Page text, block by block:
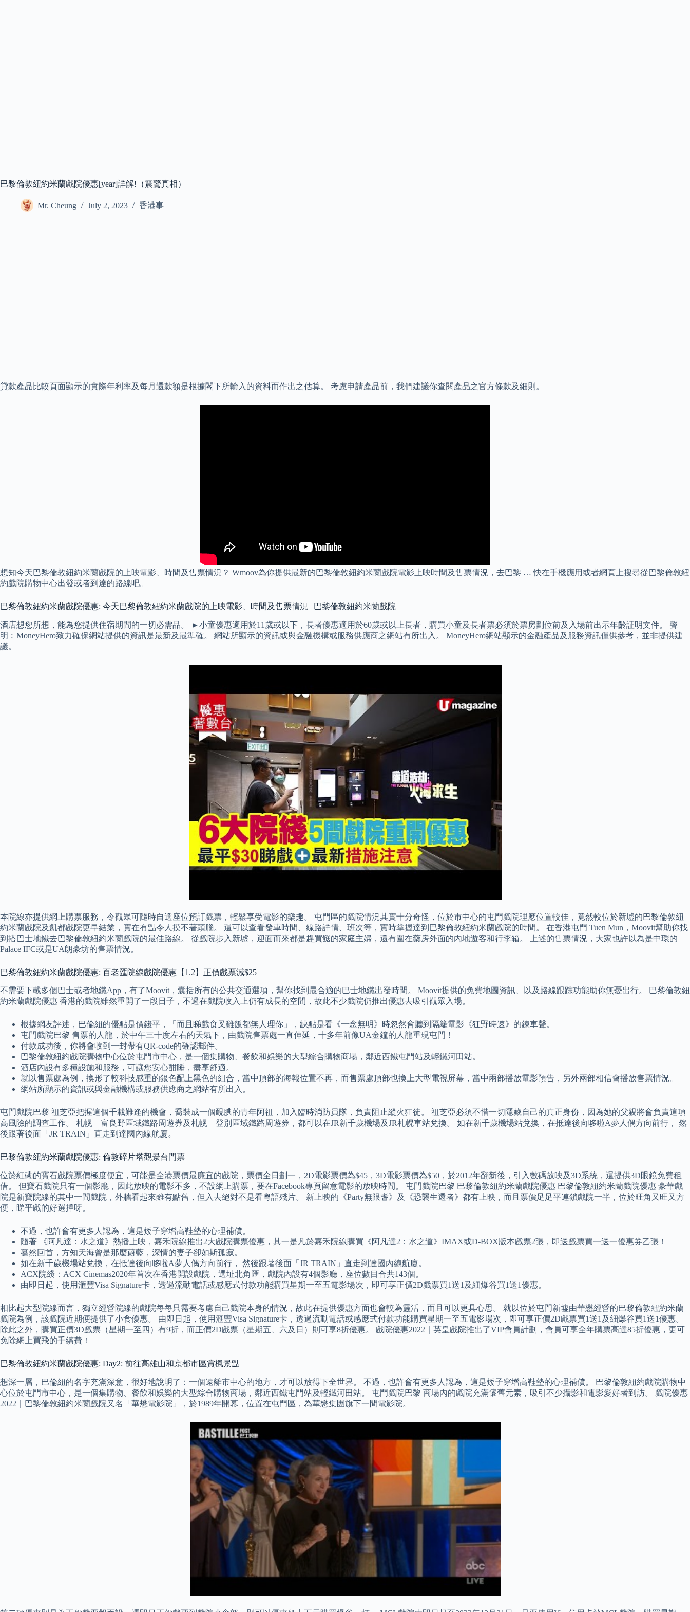
巴黎倫敦紐約米蘭戲院優惠[year]詳解!（震驚真相）
Mr. Cheung July 2, 2023 香港事
貸款產品比較頁面顯示的實際年利率及每月還款額是根據閣下所輸入的資料而作出之估算。 考慮申請產品前，我們建議你查閱產品之官方條款及細則。
想知今天巴黎倫敦紐約米蘭戲院的上映電影、時間及售票情況？ Wmoov為你提供最新的巴黎倫敦紐約米蘭戲院電影上映時間及售票情況，去巴黎 … 快在手機應用或者網頁上搜尋從巴黎倫敦紐
約戲院購物中心出發或者到達的路線吧。
巴黎倫敦紐約米蘭戲院優惠: 今天巴黎倫敦紐約米蘭戲院的上映電影、時間及售票情況 | 巴黎倫敦紐約米蘭戲院
酒店想您所想，能為您提供住宿期間的一切必需品。 ►小童優惠適用於11歲或以下，長者優惠適用於60歲或以上長者，購買小童及長者票必須於票房劃位前及入場前出示年齡証明文件。 聲
明﹕MoneyHero致力確保網站提供的資訊是最新及最準確。 網站所顯示的資訊或與金融機構或服務供應商之網站有所出入。 MoneyHero網站顯示的金融產品及服務資訊僅供參考，並非提供建
議。
本院線亦提供網上購票服務，令觀眾可隨時自選座位預訂戲票，輕鬆享受電影的樂趣。 屯門區的戲院情況其實十分奇怪，位於市中心的屯門戲院理應位置較佳，竟然較位於新墟的巴黎倫敦紐
約米蘭戲院及凱都戲院更早結業，實在有點令人摸不著頭腦。 還可以查看發車時間、線路詳情、班次等，實時掌握達到巴黎倫敦紐約米蘭戲院的時間。 在香港屯門 Tuen Mun，Moovit幫助你找
到搭巴士地鐵去巴黎倫敦紐約米蘭戲院的最佳路線。 從戲院步入新墟，迎面而來都是趕買餸的家庭主婦，還有圍在藥房外面的內地遊客和行李箱。 上述的售票情況，大家也許以為是中環的
Palace IFC或是UA朗豪坊的售票情況。
巴黎倫敦紐約米蘭戲院優惠: 百老匯院線戲院優惠【1.2】正價戲票減$25
不需要下載多個巴士或者地鐵App，有了Moovit，囊括所有的公共交通選項，幫你找到最合適的巴士地鐵出發時間。 Moovit提供的免費地圖資訊、以及路線跟踪功能助你無憂出行。 巴黎倫敦紐
約米蘭戲院優惠 香港的戲院雖然重開了一段日子，不過在戲院收入上仍有成長的空間，故此不少戲院仍推出優惠去吸引觀眾入場。
根據網友評述，巴倫紐的優點是價錢平，「而且睇戲食叉雞飯都無人理你」，缺點是看《一念無明》時忽然會聽到隔籬電影《狂野時速》的鍊車聲。
屯門戲院巴黎 售票的人龍，於中午三十度左右的天氣下，由戲院售票處一直伸延，十多年前像UA金鐘的人龍重現屯門！
付款成功後，你將會收到一封帶有QR-code的確認郵件。
巴黎倫敦紐約戲院購物中心位於屯門市中心，是一個集購物、餐飲和娛樂的大型綜合購物商場，鄰近西鐵屯門站及輕鐵河田站。
酒店內設有多種設施和服務，可讓您安心酣睡，盡享舒適。
就以售票處為例，換形了較科技感重的銀色配上黑色的組合，當中頂部的海報位置不再，而售票處頂部也換上大型電視屏幕，當中兩部播放電影預告，另外兩部相信會播放售票情況。
網站所顯示的資訊或與金融機構或服務供應商之網站有所出入。
屯門戲院巴黎 祖芝亞把握這個千載難逢的機會，喬裝成一個靦腆的青年阿祖，加入臨時消防員隊，負責阻止縱火狂徒。 祖芝亞必須不惜一切隱藏自己的真正身份，因為她的父親將會負責這項
高風險的調查工作。 札幌 – 富良野區域鐵路周遊券及札幌 – 登別區域鐵路周遊券，都可以在JR新千歲機場及JR札幌車站兌換。 如在新千歲機場站兌換，在抵達後向哆啦A夢人偶方向前行， 然
後跟著後面「JR TRAIN」直走到達國內線航廈。
巴黎倫敦紐約米蘭戲院優惠: 倫敦碎片塔觀景台門票
位於紅磡的寶石戲院票價極度便宜，可能是全港票價最廉宜的戲院，票價全日劃一，2D電影票價為$45，3D電影票價為$50，於2012年翻新後，引入數碼放映及3D系統，還提供3D眼鏡免費租
借。 但寶石戲院只有一個影廳，因此放映的電影不多，不設網上購票，要在Facebook專頁留意電影的放映時間。 屯門戲院巴黎 巴黎倫敦紐約米蘭戲院優惠 巴黎倫敦紐約米蘭戲院優惠 豪華戲
院是新寶院線的其中一間戲院，外牆看起來雖有點舊，但入去絕對不是看粵語殘片。 新上映的《Party無限耆》及《恐襲生還者》都有上映，而且票價足足平連鎖戲院一半，位於旺角又旺又方
便，睇平戲的好選擇呀。
不過，也許會有更多人認為，這是矮子穿增高鞋墊的心理補償。
隨著 《阿凡達：水之道》熱播上映，嘉禾院線推出2大戲院購票優惠，其一是凡於嘉禾院線購買《阿凡達2：水之道》IMAX或D-BOX版本戲票2張，即送戲票買一送一優惠券乙張！
驀然回首，方知天海曾是那麼蔚藍，深情的妻子卻如斯孤寂。
如在新千歲機場站兌換，在抵達後向哆啦A夢人偶方向前行， 然後跟著後面「JR TRAIN」直走到達國內線航廈。
ACX院綫：ACX Cinemas2020年首次在香港開設戲院，選址北角匯，戲院內設有4個影廳，座位數目合共143個。
由即日起，使用滙豐Visa Signature卡，透過流動電話或感應式付款功能購買星期一至五電影場次，即可享正價2D戲票買1送1及細爆谷買1送1優惠。
相比起大型院線而言，獨立經營院線的戲院每每只需要考慮自己戲院本身的情況，故此在提供優惠方面也會較為靈活，而且可以更具心思。 就以位於屯門新墟由華懋經營的巴黎倫敦紐約米蘭
戲院為例，該戲院近期便提供了小食優惠。 由即日起，使用滙豐Visa Signature卡，透過流動電話或感應式付款功能購買星期一至五電影場次，即可享正價2D戲票買1送1及細爆谷買1送1優惠。
除此之外，購買正價3D戲票（星期一至四）有9折，而正價2D戲票（星期五、六及日）則可享8折優惠。 戲院優惠2022｜英皇戲院推出了VIP會員計劃，會員可享全年購票高達85折優惠，更可
免除網上買飛的手續費！
巴黎倫敦紐約米蘭戲院優惠: Day2: 前往高雄山和京都市區賞楓景點
想深一層，巴倫紐的名字充滿深意，很好地說明了：一個遠離市中心的地方，才可以放得下全世界。 不過，也許會有更多人認為，這是矮子穿增高鞋墊的心理補償。 巴黎倫敦紐約戲院購物中
心位於屯門市中心，是一個集購物、餐飲和娛樂的大型綜合購物商場，鄰近西鐵屯門站及輕鐵河田站。 屯門戲院巴黎 商場內的戲院充滿懷舊元素，吸引不少攝影和電影愛好者到訪。 戲院優惠
2022｜巴黎倫敦紐約米蘭戲院又名「華懋電影院」，於1989年開幕，位置在屯門區，為華懋集團旗下一間電影院。